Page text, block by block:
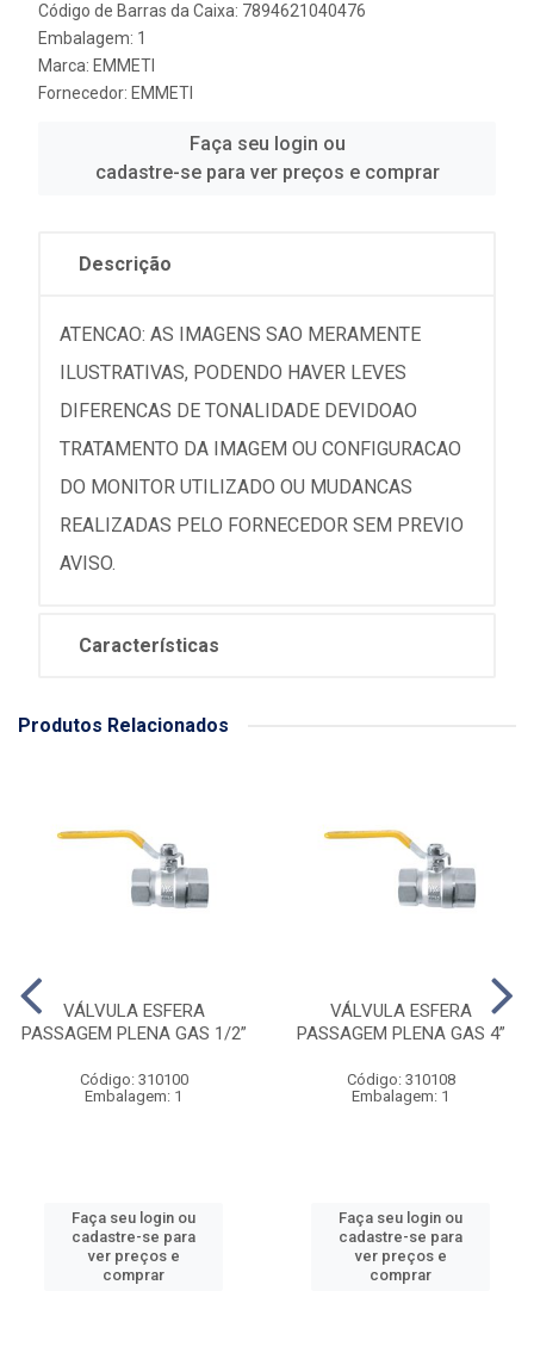
Código de Barras da Caixa: 7894621040476
Embalagem: 1
Marca: EMMETI
Fornecedor: EMMETI
Faça seu login ou
cadastre-se para ver preços e comprar
Descrição
ATENCAO: AS IMAGENS SAO MERAMENTE
ILUSTRATIVAS, PODENDO HAVER LEVES
DIFERENCAS DE TONALIDADE DEVIDOAO
TRATAMENTO DA IMAGEM OU CONFIGURACAO
DO MONITOR UTILIZADO OU MUDANCAS
REALIZADAS PELO FORNECEDOR SEM PREVIO
AVISO.
Características
Produtos Relacionados
VÁLVULA ESFERA
PASSAGEM PLENA GAS 1/2”
Código: 310100
Embalagem: 1
Faça seu login ou
cadastre-se para
ver preços e
comprar
VÁLVULA ESFERA
PASSAGEM PLENA GAS 4”
Código: 310108
Embalagem: 1
Faça seu login ou
cadastre-se para
ver preços e
comprar